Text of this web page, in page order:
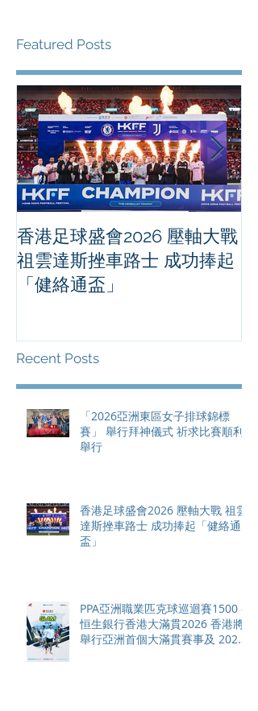
Featured Posts
香港足球盛會2026 壓軸大戰
祖雲達斯挫車路士 成功捧起
「健絡通盃」
Recent Posts
「2026亞洲東區女子排球錦標
賽」 舉行拜神儀式 祈求比賽順利
舉行
香港足球盛會2026 壓軸大戰 祖雲
達斯挫車路士 成功捧起「健絡通
盃」
PPA亞洲職業匹克球巡迴賽1500 -
恒生銀行香港大滿貫2026 香港將
舉行亞洲首個大滿貫賽事及 2026